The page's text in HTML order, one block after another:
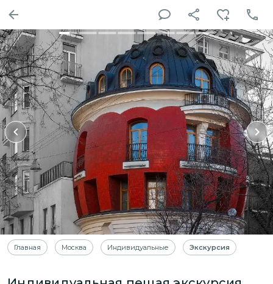
Главная Москва Индивидуальные Экскурсия